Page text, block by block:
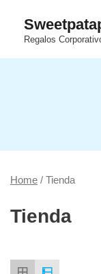
contenido
Regalos
Home / Tienda
Tienda